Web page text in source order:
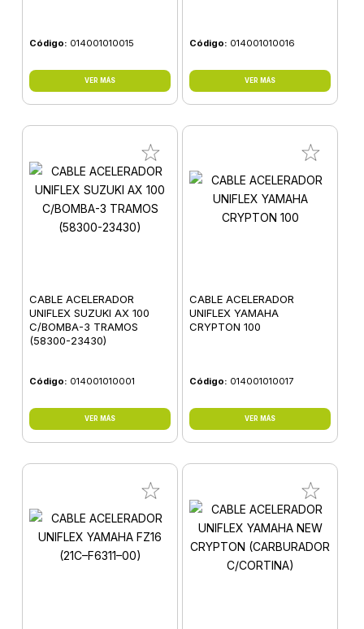
Código: 014001010015
VER MÁS
Código: 014001010016
VER MÁS
CABLE ACELERADOR
UNIFLEX SUZUKI AX 100
C/BOMBA-3 TRAMOS
(58300-23430)
Código: 014001010001
VER MÁS
CABLE ACELERADOR
UNIFLEX YAMAHA
CRYPTON 100
Código: 014001010017
VER MÁS